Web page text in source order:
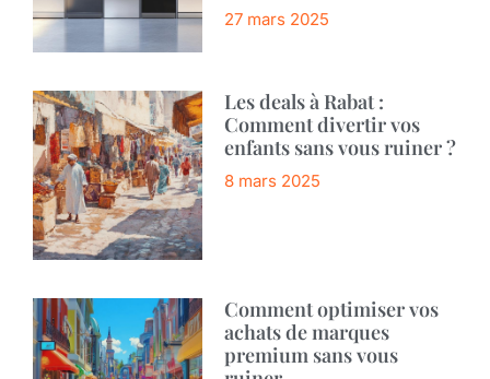
27 mars 2025
Les deals à Rabat :
Comment divertir vos
enfants sans vous ruiner ?
8 mars 2025
Comment optimiser vos
achats de marques
premium sans vous